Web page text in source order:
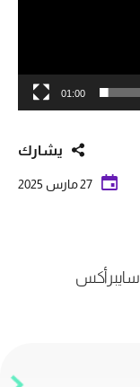
01:00
يشارك
27 مارس 2025